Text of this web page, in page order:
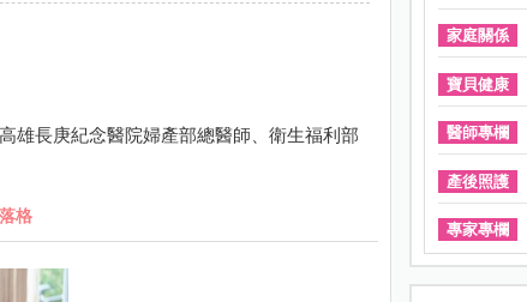
雄長庚紀念醫院婦產部總醫師、衛生福利部
格
家庭關係
寶貝健康
醫師專欄
產後照護
專家專欄